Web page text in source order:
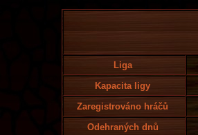
Liga
Kapacita ligy
Zaregistrováno hráčů
Odehraných dnů